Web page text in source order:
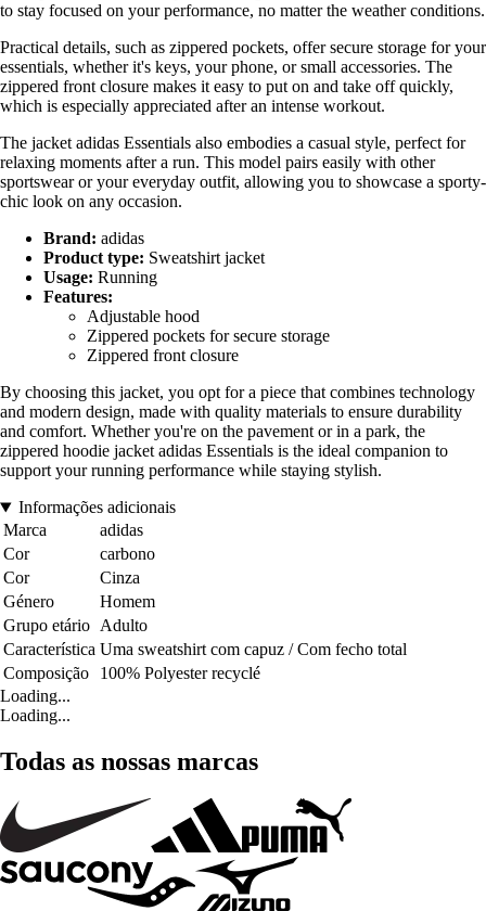
to stay focused on your performance, no matter the weather conditions.
Practical details, such as zippered pockets, offer secure storage for your
essentials, whether it's keys, your phone, or small accessories. The
zippered front closure makes it easy to put on and take off quickly,
which is especially appreciated after an intense workout.
The jacket adidas Essentials also embodies a casual style, perfect for
relaxing moments after a run. This model pairs easily with other
sportswear or your everyday outfit, allowing you to showcase a sporty-
chic look on any occasion.
Brand: adidas
Product type: Sweatshirt jacket
Usage: Running
Features:
Adjustable hood
Zippered pockets for secure storage
Zippered front closure
By choosing this jacket, you opt for a piece that combines technology
and modern design, made with quality materials to ensure durability
and comfort. Whether you're on the pavement or in a park, the
zippered hoodie jacket adidas Essentials is the ideal companion to
support your running performance while staying stylish.
Informações adicionais
Marca
adidas
Cor
carbono
Cor
Cinza
Género
Homem
Grupo etário Adulto
Característica Uma sweatshirt com capuz / Com fecho total
Composição
100% Polyester recyclé
Loading...
Loading...
Todas as nossas marcas